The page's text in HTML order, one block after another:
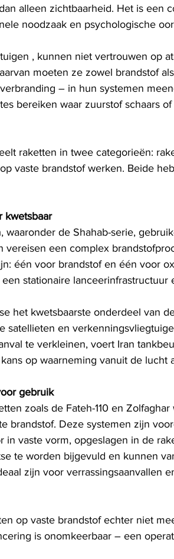
alleen zichtbaarheid. Het is een
noodzaak en psychologische
, kunnen niet vertrouwen op
moeten ze zowel brandstof
– in hun systemen
bereiken waar zuurstof schaars
raketten in twee categorieën:
vaste brandstof werken. Beide
kwetsbaar
waaronder de Shahab-serie,
vereisen een complex
één voor brandstof en één voor
stationaire lanceerinfrastructuur
het kwetsbaarste onderdeel van
satellieten en
te verkleinen, voert Iran
op waarneming vanuit de lucht
gebruik
zoals de Fateh-110 en
brandstof. Deze systemen zijn
in vaste vorm, opgeslagen in de
te worden bijgevuld en kunnen
zijn voor verrassingsaanvallen
op vaste brandstof echter niet
is onomkeerbaar – een